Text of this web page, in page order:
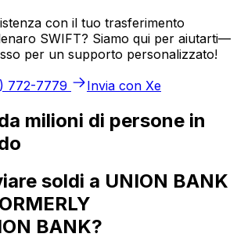
con il tuo trasferimento
SWIFT? Siamo qui per aiutarti—
per un supporto personalizzato!
772-7779
Invia con Xe
milioni di persone in
soldi a UNION BANK
BANK?